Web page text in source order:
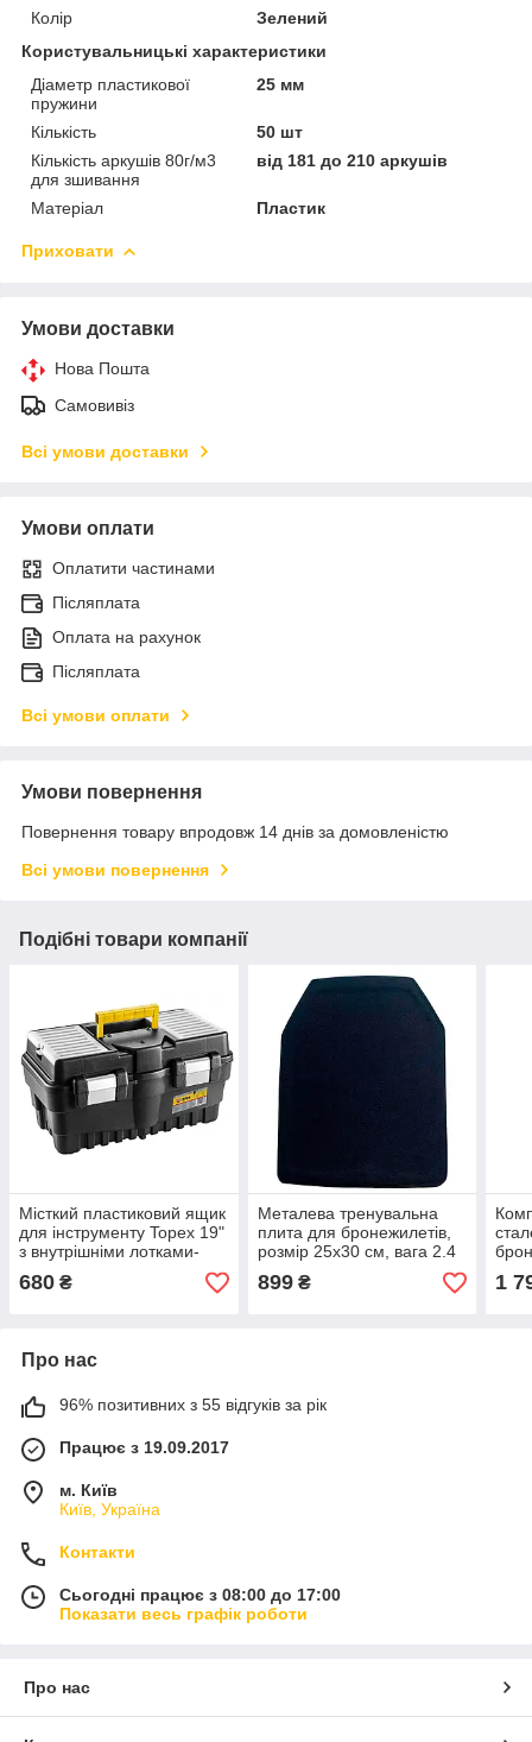
Колір
Зелений
Користувальницькі характеристики
Діаметр пластикової
пружини
25 мм
Кількість
50 шт
Кількість аркушів 80г/м3
для зшивання
від 181 до 210 аркушів
Матеріал Пластик
Приховати
Умови доставки
Нова Пошта
Самовивіз
Всі умови доставки
Умови оплати
Оплатити частинами
Післяплата
Оплата на рахунок
Післяплата
Всі умови оплати
Умови повернення
Повернення товару впродовж 14 днів за домовленістю
Всі умови повернення
Подібні товари компанії
Місткий пластиковий ящик
для інструменту Topex 19"
з внутрішніми лотками-
органайзерами
(46.2х25.6х24.2 см)
680 ₴
Металева тренувальна
плита для бронежилетів,
розмір 25х30 см, вага 2.4
кг, 1-й клас захисту, сталь
4 мм
899₴ 1
Про нас
96% позитивних з 55 відгуків за рік
Працює з 19.09.2017
м. Київ
Київ, Україна
Контакти
Сьогодні працює з 08:00 до 17:00
Показати весь графік роботи
Про нас